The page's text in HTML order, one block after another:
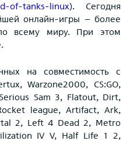
of-tanks-linux). Сегодня
онлайн-игры – более
всему миру. При этом
на совместимость с
Warzone2000, CS:GO,
Sam 3, Flatout, Dirt,
league, Artifact, Ark,
2, Left 4 Dead 2, Metro
IV V, Half Life 1 2,